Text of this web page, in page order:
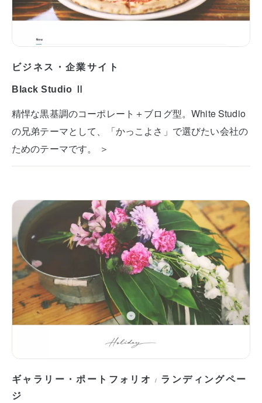
ビジネス・企業サイト
Black Studio Ⅱ
精悍な黒基調のコーポレート＋ブログ型。White Studio
の兄弟テーマとして、「かっこよさ」で選びたい会社の
ためのテーマです。 ＞
ギャラリー・ポートフォリオ / ランディングペー
ジ